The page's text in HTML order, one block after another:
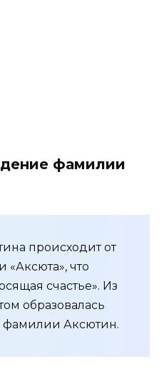
фамилии
происходит от
что
счастье». Из
образовалась
фамилии Аксютин.